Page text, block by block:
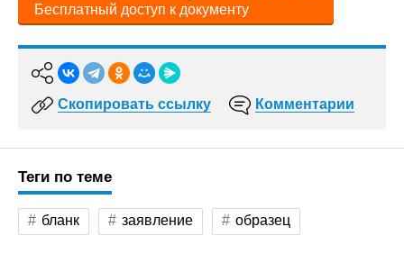
Бесплатный доступ к документу
Скопировать ссылку Комментарии
Теги по теме
бланк заявление образец